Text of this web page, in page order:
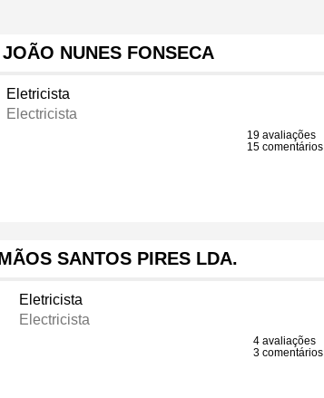
JOÃO NUNES FONSECA
Eletricista
Electricista
19 avaliações
15 comentários
SANTOS PIRES LDA.
Eletricista
Electricista
4 avaliações
3 comentários